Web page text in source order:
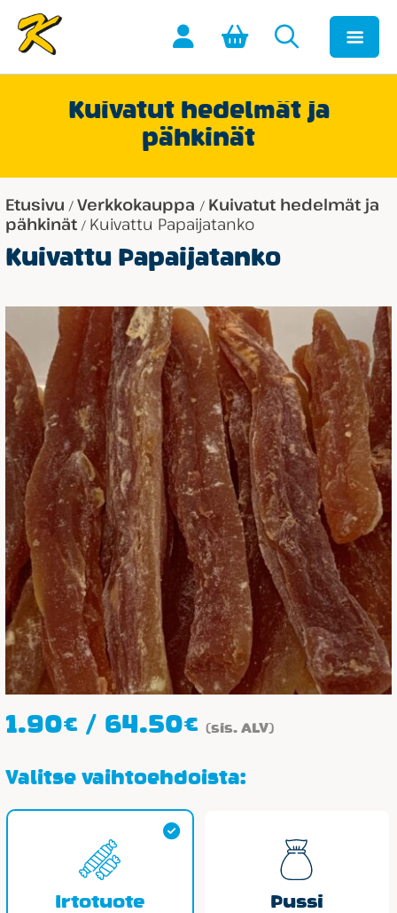
Kuivatut hedelmät ja
pähkinät
Etusivu / Verkkokauppa / Kuivatut hedelmät ja
pähkinät / Kuivattu Papaijatanko
Kuivattu Papaijatanko
1.90€ / 64.50€Hintaluokka:
-
(sis. ALV)
Valitse vaihtoehdoista:
Irtotuote
Pussi